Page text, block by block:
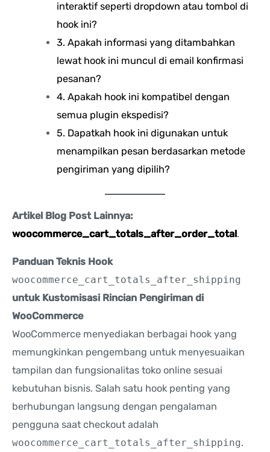
interaktif seperti dropdown atau tombol di
hook ini?
3. Apakah informasi yang ditambahkan
lewat hook ini muncul di email konfirmasi
pesanan?
4. Apakah hook ini kompatibel dengan
semua plugin ekspedisi?
5. Dapatkah hook ini digunakan untuk
menampilkan pesan berdasarkan metode
pengiriman yang dipilih?
Artikel Blog Post Lainnya:
woocommerce_cart_totals_after_order_total.
Panduan Teknis Hook
woocommerce_cart_totals_after_shipping
untuk Kustomisasi Rincian Pengiriman di
WooCommerce
WooCommerce menyediakan berbagai hook yang
memungkinkan pengembang untuk menyesuaikan
tampilan dan fungsionalitas toko online sesuai
kebutuhan bisnis. Salah satu hook penting yang
berhubungan langsung dengan pengalaman
pengguna saat checkout adalah
woocommerce_cart_totals_after_shipping.